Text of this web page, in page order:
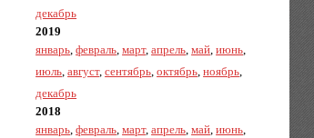
декабрь
2019
январь,февраль,март,апрель,май,июнь,
июль,август,сентябрь,октябрь,ноябрь,
декабрь
2018
январь,февраль,март,апрель,май,июнь,